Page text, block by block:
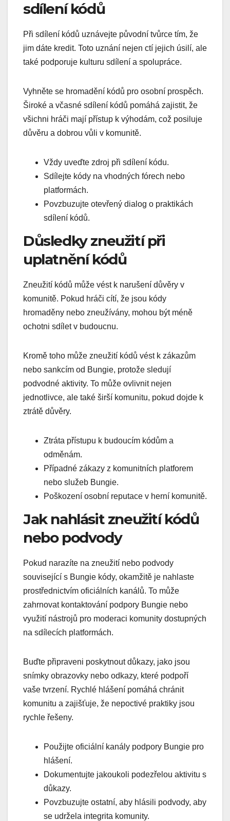
sdílení kódů
Při sdílení kódů uznávejte původní tvůrce tím, že
jim dáte kredit. Toto uznání nejen ctí jejich úsilí, ale
také podporuje kulturu sdílení a spolupráce.
Vyhněte se hromadění kódů pro osobní prospěch.
Široké a včasné sdílení kódů pomáhá zajistit, že
všichni hráči mají přístup k výhodám, což posiluje
důvěru a dobrou vůli v komunitě.
Vždy uveďte zdroj při sdílení kódu.
Sdílejte kódy na vhodných fórech nebo
platformách.
Povzbuzujte otevřený dialog o praktikách
sdílení kódů.
Důsledky zneužití při
uplatnění kódů
Zneužití kódů může vést k narušení důvěry v
komunitě. Pokud hráči cítí, že jsou kódy
hromaděny nebo zneužívány, mohou být méně
ochotni sdílet v budoucnu.
Kromě toho může zneužití kódů vést k zákazům
nebo sankcím od Bungie, protože sledují
podvodné aktivity. To může ovlivnit nejen
jednotlivce, ale také širší komunitu, pokud dojde k
ztrátě důvěry.
Ztráta přístupu k budoucím kódům a
odměnám.
Případné zákazy z komunitních platforem
nebo služeb Bungie.
Poškození osobní reputace v herní komunitě.
Jak nahlásit zneužití kódů
nebo podvody
Pokud narazíte na zneužití nebo podvody
související s Bungie kódy, okamžitě je nahlaste
prostřednictvím oficiálních kanálů. To může
zahrnovat kontaktování podpory Bungie nebo
využití nástrojů pro moderaci komunity dostupných
na sdílecích platformách.
Buďte připraveni poskytnout důkazy, jako jsou
snímky obrazovky nebo odkazy, které podpoří
vaše tvrzení. Rychlé hlášení pomáhá chránit
komunitu a zajišťuje, že nepoctivé praktiky jsou
rychle řešeny.
Použijte oficiální kanály podpory Bungie pro
hlášení.
Dokumentujte jakoukoli podezřelou aktivitu s
důkazy.
Povzbuzujte ostatní, aby hlásili podvody, aby
se udržela integrita komunity.